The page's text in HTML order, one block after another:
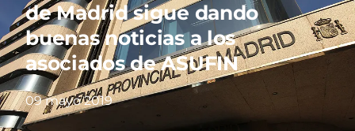
de Madrid sigue dando
buenas noticias a los
asociados de ASUFIN
09 mayo 2019